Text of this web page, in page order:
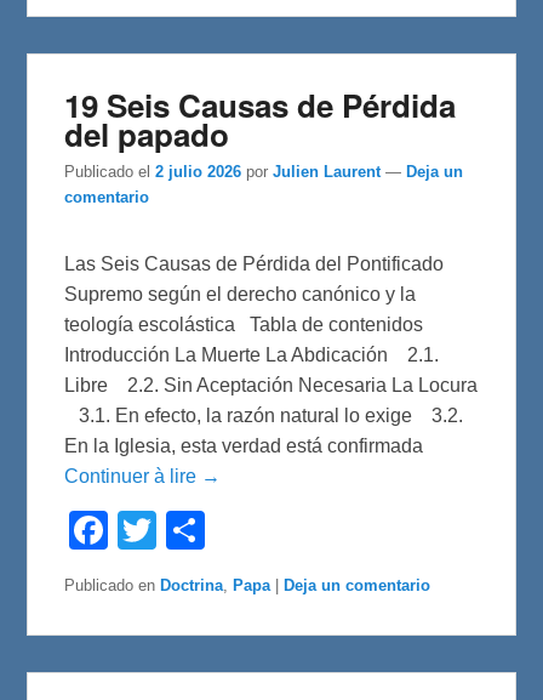
k
i
19 Seis Causas de Pérdida
del papado
Publicado el 2 julio 2026 porJulien Laurent — Deja un
comentario
Las Seis Causas de Pérdida del Pontificado
Supremo según el derecho canónico y la
teología escolástica Tabla de contenidos
Introducción La Muerte La Abdicación 2.1.
Libre 2.2. Sin Aceptación Necesaria La Locura
3.1. En efecto, la razón natural lo exige 3.2.
En la Iglesia, esta verdad está confirmada
Continuer à lire →
F
e
b
o
T
t
t
r
p
a
t
r
Publicado en Doctrina, Papa Deja un comentario